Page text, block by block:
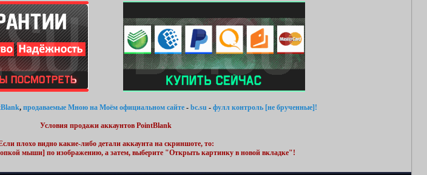
, продаваемые Мною на Моём официальном сайте- bc.su- фулл контроль [не брученные]!
Условия продажи аккаунтов PointBlank
плохо видно какие-либо детали аккаунта на скриншоте, то:
мыши] по изображению, а затем, выберите "Открыть картинку в новой вкладке"!